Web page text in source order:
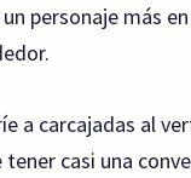
personaje más
a carcajadas al
casi una